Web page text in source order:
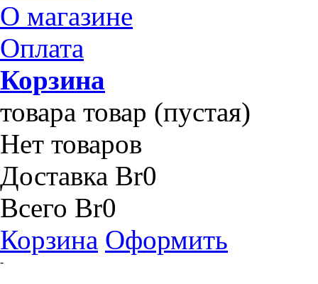
О магазине
Оплата
Корзина
товара товар (пустая)
Нет товаров
Доставка Br0
Всего Br0
Корзина Оформить
-